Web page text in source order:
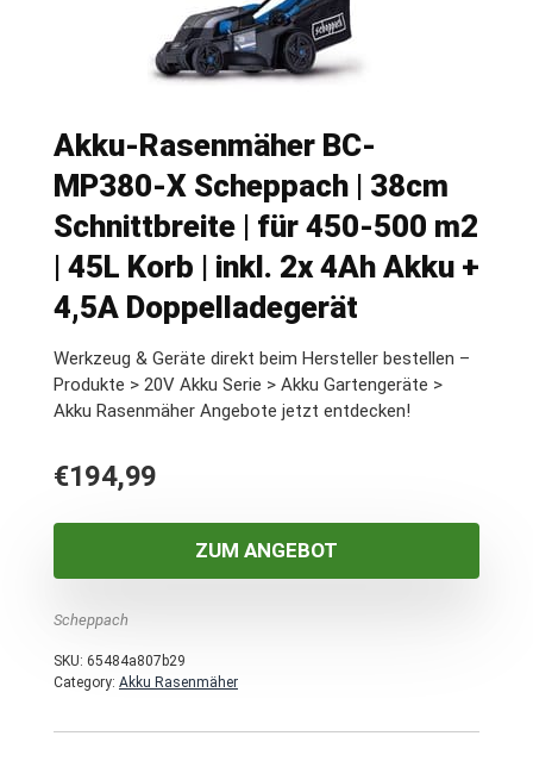
Akku-Rasenmäher BC-
MP380-X Scheppach | 38cm
Schnittbreite | für 450-500 m2
| 45L Korb | inkl. 2x 4Ah Akku +
4,5A Doppelladegerät
Werkzeug & Geräte direkt beim Hersteller bestellen –
Produkte > 20V Akku Serie > Akku Gartengeräte >
Akku Rasenmäher Angebote jetzt entdecken!
€194,99
ZUM ANGEBOT
Scheppach
SKU: 65484a807b29
Category: Akku Rasenmäher